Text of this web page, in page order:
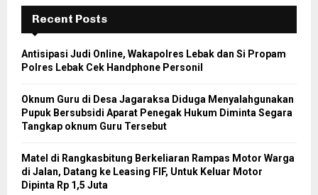
Recent Posts
Antisipasi Judi Online, Wakapolres Lebak dan Si Propam
Polres Lebak Cek Handphone Personil
Oknum Guru di Desa Jagaraksa Diduga Menyalahgunakan
Pupuk Bersubsidi Aparat Penegak Hukum Diminta Segara
Tangkap oknum Guru Tersebut
Matel di Rangkasbitung Berkeliaran Rampas Motor Warga
di Jalan, Datang ke Leasing FIF, Untuk Keluar Motor
Dipinta Rp 1,5 Juta